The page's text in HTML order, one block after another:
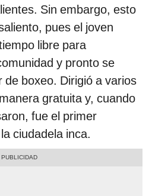
Sin embargo, esto
pues el joven
libre para
y pronto se
boxeo. Dirigió a varios
gratuita y, cuando
fue el primer
ciudadela inca.